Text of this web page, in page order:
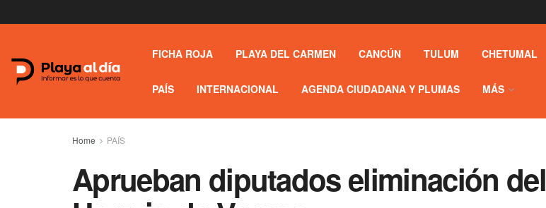
FICHA ROJA PLAYA DEL CARMEN CANCÚN TULUM CHETUMAL
PAÍS INTERNACIONAL AGENDA CIUDADANA Y PLUMAS MÁS
Home PAÍS
Aprueban diputados eliminación del